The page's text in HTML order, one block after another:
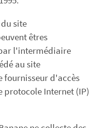
site
êtres
l'intermédiaire
au site
fournisseur d'accès
protocole Internet (IP)